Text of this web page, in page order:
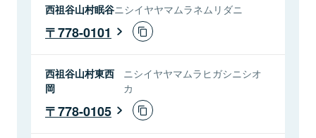
西祖谷山村眠谷ニシイヤヤマムラネムリダニ
778-0101
西祖谷山村東西
岡
ニシイヤヤマムラヒガシニシオ
カ
778-0105